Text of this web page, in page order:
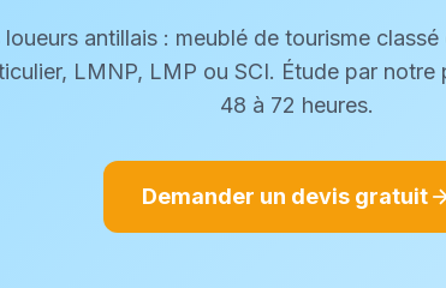
loueurs antillais : meublé de tourisme
LMNP, LMP ou SCI. Étude par notre
48 à 72 heures.
Demander un devis gratuit